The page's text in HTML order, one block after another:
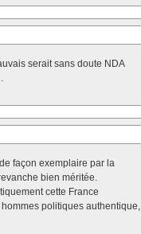
serait sans doute NDA
façon exemplaire par la
bien méritée.
cette France
politiques authentique,